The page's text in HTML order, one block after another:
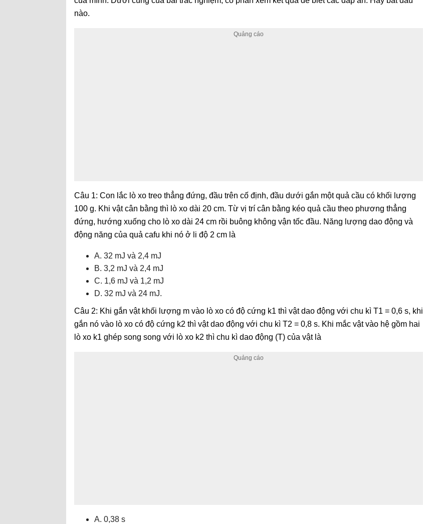
nào.
Câu 1: Con lắc lò xo treo thẳng đứng, đầu trên cố định, đầu dưới gắn một quả cầu có khối lượng
100 g. Khi vật cân bằng thì lò xo dài 20 cm. Từ vị trí cân bằng kéo quả cầu theo phương thẳng
đứng, hướng xuống cho lò xo dài 24 cm rồi buông không vận tốc đầu. Năng lượng dao động và
động năng của quả cafu khi nó ở li độ 2 cm là
A. 32 mJ và 2,4 mJ
B. 3,2 mJ và 2,4 mJ
C. 1,6 mJ và 1,2 mJ
D. 32 mJ và 24 mJ.
Câu 2: Khi gắn vật khối lượng m vào lò xo có độ cứng k1 thì vật dao động với chu kì T1 = 0,6 s, khi
gắn nó vào lò xo có độ cứng k2 thì vật dao động với chu kì T2 = 0,8 s. Khi mắc vật vào hệ gồm hai
lò xo k1 ghép song song với lò xo k2 thì chu kì dao động (T) của vật là
A. 0,38 s